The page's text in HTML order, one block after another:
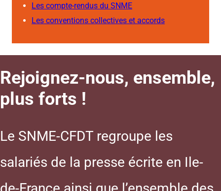
Les compte-rendus du SNME
Les conventions collectives et accords
Rejoignez-nous, ensemble,
plus forts !
Le SNME-CFDT regroupe les
salariés de la presse écrite en Ile-